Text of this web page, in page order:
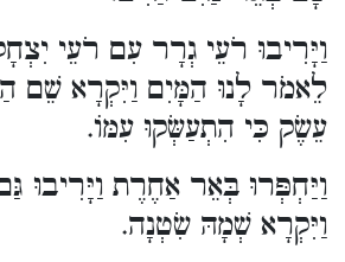
וַיָּרִיבוּ רֹעֵי גְרָר עִם רֹעֵי
לֵאמֹר לָנוּ הַמָּיִם וַיִּקְרָא שֵׁם
עֵשֶׂק כִּי הִתְעַשְּׂקוּ עִמּוֹ.
וַיַּחְפְּרוּ בְּאֵר אַחֶרֶת וַיָּרִיבוּ
וַיִּקְרָא שְׁמָהּ שִׂטְנָה.